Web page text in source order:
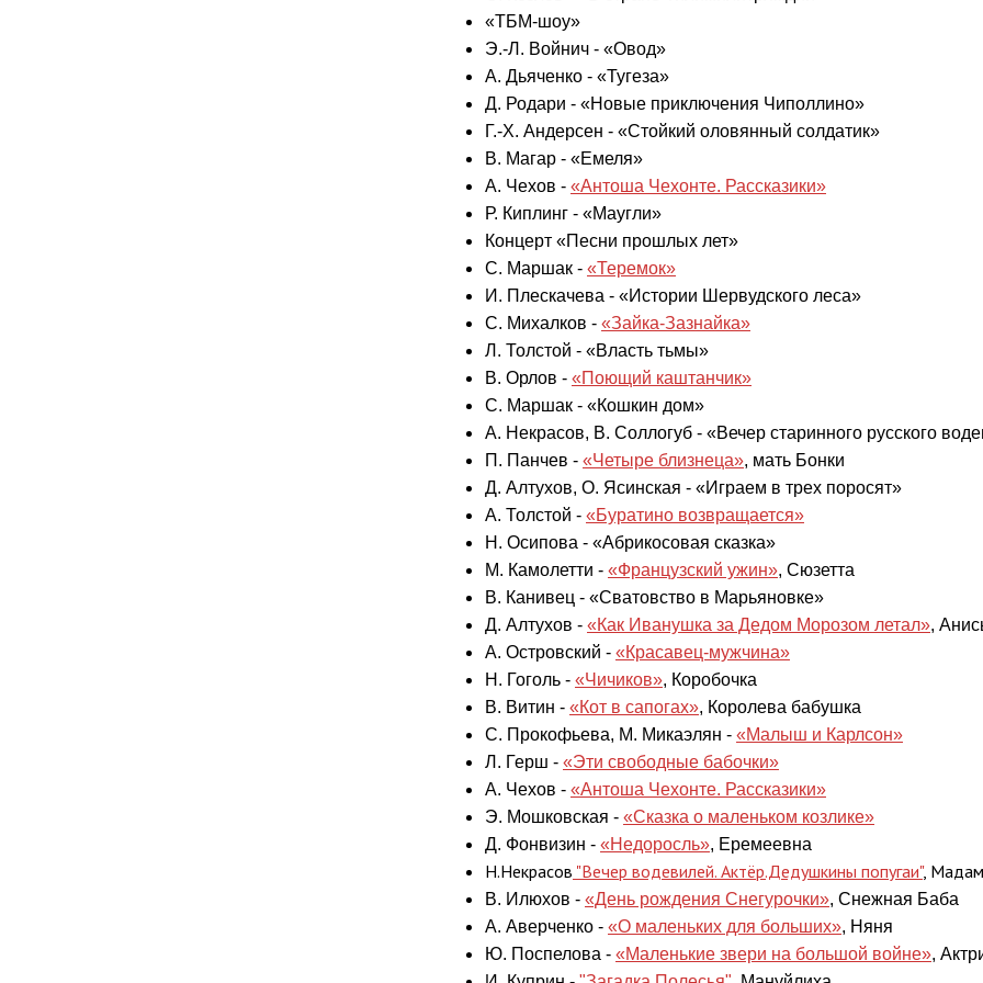
«ТБМ-шоу»
Э.-Л. Войнич - «Овод»
А. Дьяченко - «Тугеза»
Д. Родари - «Новые приключения Чиполлино»
Г.-Х. Андерсен - «Стойкий оловянный солдатик»
В. Магар - «Емеля»
А. Чехов - «Антоша Чехонте. Рассказики»
Р. Киплинг - «Маугли»
Концерт «Песни прошлых лет»
С. Маршак - «Теремок»
И. Плескачева - «Истории Шервудского леса»
С. Михалков - «Зайка-Зазнайка»
Л. Толстой - «Власть тьмы»
В. Орлов - «Поющий каштанчик»
С. Маршак - «Кошкин дом»
А. Некрасов, В. Соллогуб - «Вечер старинного русского
П. Панчев - «Четыре близнеца», мать Бонки
Д. Алтухов, О. Ясинская - «Играем в трех поросят»
А. Толстой - «Буратино возвращается»
Н. Осипова - «Абрикосовая сказка»
М. Камолетти - «Французский ужин», Сюзетта
В. Канивец - «Сватовство в Марьяновке»
Д. Алтухов - «Как Иванушка за Дедом Морозом летал»,
А. Островский - «Красавец-мужчина»
Н. Гоголь - «Чичиков», Коробочка
В. Витин - «Кот в сапогах», Королева бабушка
С. Прокофьева, М. Микаэлян - «Малыш и Карлсон»
Л. Герш - «Эти свободные бабочки»
А. Чехов - «Антоша Чехонте. Рассказики»
Э. Мошковская - «Сказка о маленьком козлике»
Д. Фонвизин - «Недоросль», Еремеевна
Н.Некрасов "Вечер водевилей. Актёр.Дедушкины попугаи", Мадам
В. Илюхов - «День рождения Снегурочки», Снежная Баба
А. Аверченко - «О маленьких для больших», Няня
Ю. Поспелова - «Маленькие звери на большой войне»,